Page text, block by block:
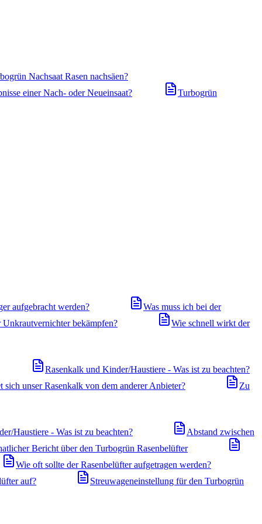
Nachsaat Rasen nachsäen?
einer Nach- oder Neueinsaat?
Turbogrün
aufgebracht werden?
Was muss ich bei der
bekämpfen?
Wie schnell wirkt der
Rasenkalk und Kinder/Haustiere - Was ist zu beachten?
sich unser Rasenkalk von dem anderer Anbieter?
Zu
Haustiere - Was ist zu beachten?
Abstand zwischen
Bericht über den Turbogrün Rasenbelüfter
Wie oft sollte der Rasenbelüfter aufgetragen werden?
auf?
Streuwageneinstellung für den Turbogrün